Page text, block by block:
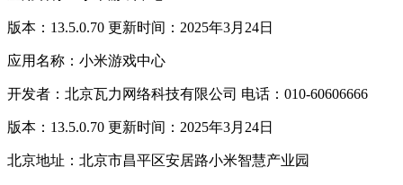
版本：13.5.0.70 更新时间：2025年3月24日
应用名称：小米游戏中心
开发者：北京瓦力网络科技有限公司 电话：010-60606666
版本：13.5.0.70 更新时间：2025年3月24日
北京地址：北京市昌平区安居路小米智慧产业园